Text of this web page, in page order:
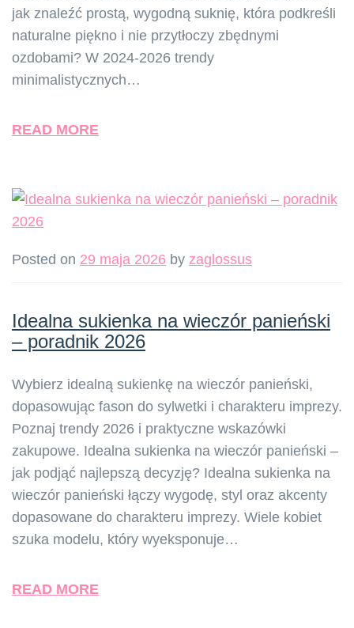
jak znaleźć prostą, wygodną suknię, która podkreśli
naturalne piękno i nie przytłoczy zbędnymi
ozdobami? W 2024-2026 trendy
minimalistycznych…
READ MORE
Posted on 29 maja 2026 by zaglossus
Idealna sukienka na wieczór panieński
– poradnik 2026
Wybierz idealną sukienkę na wieczór panieński,
dopasowując fason do sylwetki i charakteru imprezy.
Poznaj trendy 2026 i praktyczne wskazówki
zakupowe. Idealna sukienka na wieczór panieński –
jak podjąć najlepszą decyzję? Idealna sukienka na
wieczór panieński łączy wygodę, styl oraz akcenty
dopasowane do charakteru imprezy. Wiele kobiet
szuka modelu, który wyeksponuje…
READ MORE